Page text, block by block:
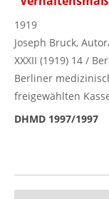
1919
Joseph Bruck,
XXXII (1919) 14 /
Berliner
freigewählten
DHMD 1997/1997